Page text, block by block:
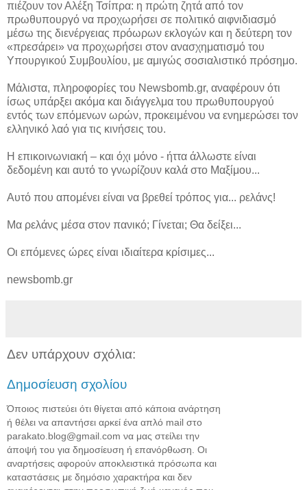
πιέζουν τον Αλέξη Τσίπρα: η πρώτη ζητά από τον
πρωθυπουργό να προχωρήσει σε πολιτικό αιφνιδιασμό
μέσω της διενέργειας πρόωρων εκλογών και η δεύτερη τον
«πρεσάρει» να προχωρήσει στον ανασχηματισμό του
Υπουργικού Συμβουλίου, με αμιγώς σοσιαλιστικό πρόσημο.
Μάλιστα, πληροφορίες του Newsbomb.gr, αναφέρουν ότι
ίσως υπάρξει ακόμα και διάγγελμα του πρωθυπουργού
εντός των επόμενων ωρών, προκειμένου να ενημερώσει τον
ελληνικό λαό για τις κινήσεις του.
Η επικοινωνιακή – και όχι μόνο - ήττα άλλωστε είναι
δεδομένη και αυτό το γνωρίζουν καλά στο Μαξίμου...
Αυτό που απομένει είναι να βρεθεί τρόπος για... ρελάνς!
Μα ρελάνς μέσα στον πανικό; Γίνεται; Θα δείξει...
Οι επόμενες ώρες είναι ιδιαίτερα κρίσιμες...
newsbomb.gr
Δεν υπάρχουν σχόλια:
Δημοσίευση σχολίου
Όποιος πιστεύει ότι θίγεται από κάποια ανάρτηση
ή θέλει να απαντήσει αρκεί ένα απλό mail στο
parakato.blog@gmail.com να μας στείλει την
άποψή του για δημοσίευση ή επανόρθωση. Οι
αναρτήσεις αφορούν αποκλειστικά πρόσωπα και
καταστάσεις με δημόσιο χαρακτήρα και δεν